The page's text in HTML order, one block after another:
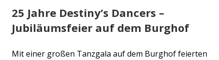
25 Jahre Destiny’s Dancers –
Jubiläumsfeier auf dem Burghof
Mit einer großen Tanzgala auf dem Burghof feierten